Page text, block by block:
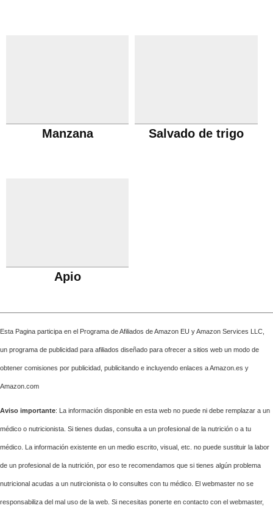
Manzana Salvado de trigo
Apio
Esta Pagina participa en el Programa de Afiliados de Amazon EU y Amazon Services LLC,
un programa de publicidad para afiliados diseñado para ofrecer a sitios web un modo de
obtener comisiones por publicidad, publicitando e incluyendo enlaces a Amazon.es y
Amazon.com
Aviso importante: La información disponible en esta web no puede ni debe remplazar a un
médico o nutricionista. Si tienes dudas, consulta a un profesional de la nutrición o a tu
médico. La información existente en un medio escrito, visual, etc. no puede sustituir la labor
de un profesional de la nutrición, por eso te recomendamos que si tienes algún problema
nutricional acudas a un nutircionista o lo consultes con tu médico. El webmaster no se
responsabiliza del mal uso de la web. Si necesitas ponerte en contacto con el webmaster,